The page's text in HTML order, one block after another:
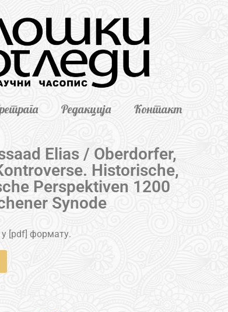
Редакција Контакт
Elias / Oberdorfer,
Historische,
Perspektiven 1200
Synode
у [pdf] формату.